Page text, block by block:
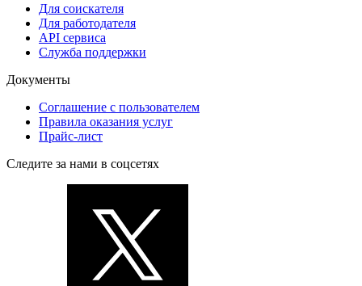
Для соискателя
Для работодателя
API сервиса
Служба поддержки
Документы
Соглашение с пользователем
Правила оказания услуг
Прайс-лист
Следите за нами в соцсетях